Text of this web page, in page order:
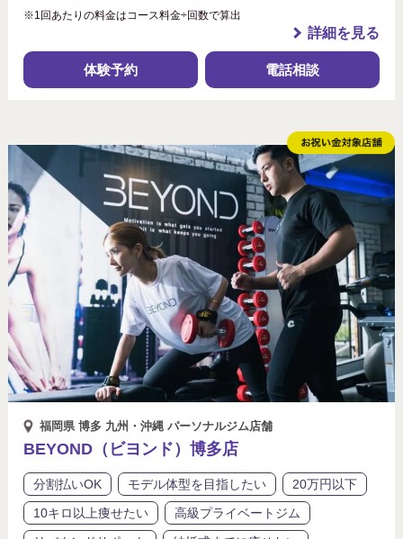
※1回あたりの料金はコース料金÷回数で算出
詳細を見る
体験予約 電話相談
福岡県 博多 九州・沖縄 パーソナルジム店舗
BEYOND（ビヨンド）博多店
分割払いOK モデル体型を目指したい
20万円以下
10キロ以上痩せたい
高級プライベートジム